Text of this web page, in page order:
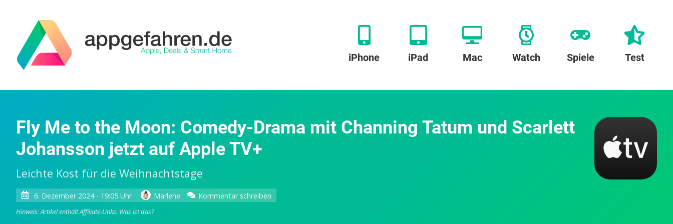
iPhone iPad Mac Watch Spiele Test
Fly Me to the Moon: Comedy-Drama mit Channing Tatum und Scarlett
Johansson jetzt auf Apple TV+
Leichte Kost für die Weihnachtstage
6. Dezember 2024 - 19:05 Uhr Marlene Kommentar schreiben
Hinweis: Artikel enthält Affiliate-Links. Was ist das?